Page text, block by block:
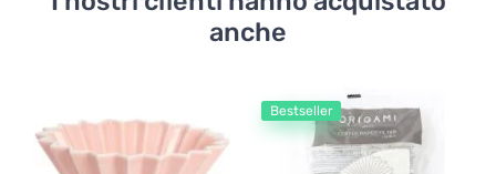
anche
Bestseller